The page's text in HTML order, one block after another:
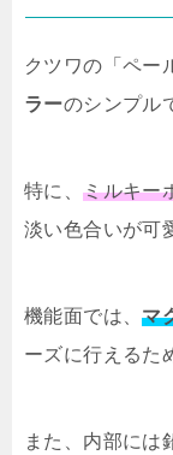
クツワの「ペー
ラーのシンプル
特に、ミルキー
淡い色合いが可
機能面では、マ
ーズに行えるた
また、内部には